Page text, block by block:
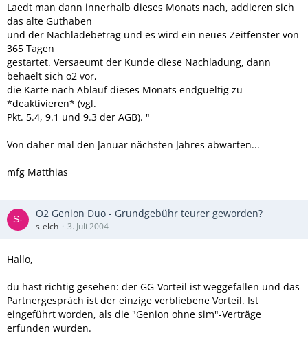
Laedt man dann innerhalb dieses Monats nach, addieren sich
das alte Guthaben
und der Nachladebetrag und es wird ein neues Zeitfenster von
365 Tagen
gestartet. Versaeumt der Kunde diese Nachladung, dann
behaelt sich o2 vor,
die Karte nach Ablauf dieses Monats endgueltig zu
*deaktivieren* (vgl.
Pkt. 5.4, 9.1 und 9.3 der AGB). "
Von daher mal den Januar nächsten Jahres abwarten...
mfg Matthias
O2 Genion Duo - Grundgebühr teurer geworden?
s-elch 3. Juli 2004
Hallo,
du hast richtig gesehen: der GG-Vorteil ist weggefallen und das
Partnergespräch ist der einzige verbliebene Vorteil. Ist
eingeführt worden, als die "Genion ohne sim"-Verträge
erfunden wurden.